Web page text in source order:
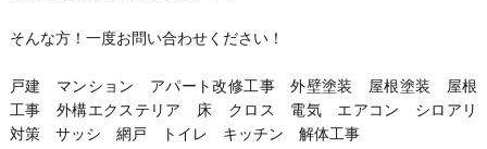
そんな方！一度お問い合わせください！
戸建 マンション アパート改修工事 外壁塗装 屋根塗装 屋根
工事 外構エクステリア 床 クロス 電気 エアコン シロアリ
対策 サッシ 網戸 トイレ キッチン 解体工事